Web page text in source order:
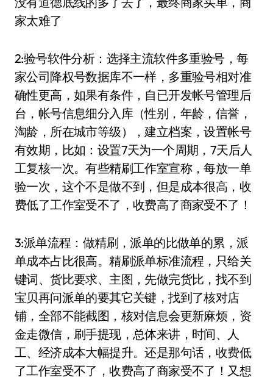
家太难了
2:验号软件分析：选择主流软件多重验号，每
家公司降权号数据库不一样，多重验号相对准
确性更高，如果有条件，自已开发帐号管理后
台，帐号信息细分入库（性别，年龄，信誉，
淘龄，所在城市等级），建立档案，设置帐号
有效期，比如：设置7天为一个周期，7天后人
工复核一次。有些精刷工作室宣称，每放一单
验一次，这个不是做不到，但是成本很高，收
费低了工作室受不了，收费高了商家受不了！
3:派单流程：做精刷，派单的比做单的累，派
单成本占比很高。精刷派单标准流程，只给关
键词、货比要求、主图，先做完货比，找不到
宝贝再问派单的要其它关键，找到了核对店
铺，全部不能截图，核对信息会更新麻烦，资
金走微信，刷手提现，总体来讲，时间、人
工、经济成本大幅提升。还是那句话，收费低
了工作室受不了，收费高了商家受不了！又想